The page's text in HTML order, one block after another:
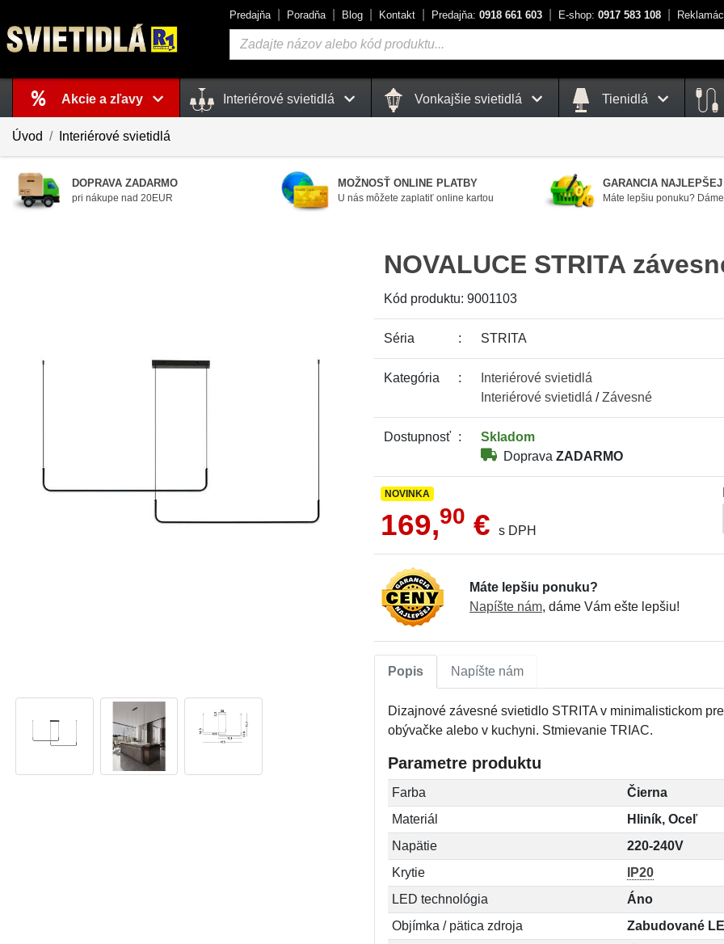
Predajňa Poradňa Blog Kontakt Predajňa: 0918 661 603 E-shop: 0917 583 108
Vyhľadávanie
Košík
je prázdny
Akcie a zľavy Interiérové svietidlá Vonkajšie svietidlá Tienidlá
Úvod Interiérové svietidlá
DOPRAVA ZADARMO
pri nákupe nad 20EUR
MOŽNOSŤ ONLINE PLATBY
U nás môžete zaplatiť online kartou
GARANCIA
Máte lepšiu ponuku?
NOVALUCE STRITA
Kód produktu: 9001103
Séria STRITA
Kategória Interiérové svietidlá
Interiérové svietidlá /Závesné
Dostupnosť
Skladom
Doprava ZADARMO
NOVINKA
169,90 € s DPH
Máte lepšiu ponuku?
Napíšte nám, dáme Vám ešte lepšiu!
Popis Napíšte nám
Dizajnové závesné svietidlo STRITA v minimalistickom
obývačke alebo v kuchyni. Stmievanie TRIAC.
Parametre produktu
Farba
Čierna
Materiál
Hliník, Oceľ
Napätie
220-240V
Krytie
IP20
LED technológia
Áno
Objímka / pätica zdroja
Zabudované